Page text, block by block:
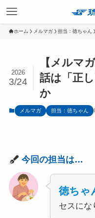
ホーム メルマガ 担当：徳ちゃん
【メルマ
話は「正
か
2026
3/24
メルマガ 担当：徳ちゃん
今回の担当は…
徳ちゃ
セスにな